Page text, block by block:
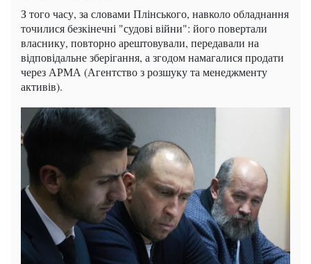
З того часу, за словами Плінського, навколо обладнання
точилися безкінечні "судові війни": його повертали
власнику, повторно арештовували, передавали на
відповідальне зберігання, а згодом намагалися продати
через АРМА (Агентство з розшуку та менеджменту
активів).